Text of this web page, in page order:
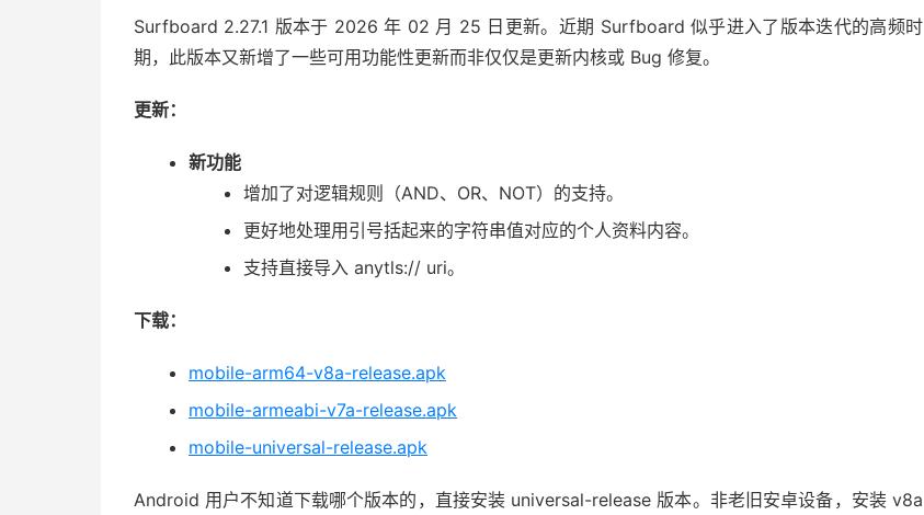
Surfboard 2.27.1 版本于 2026 年 02 月 25 日更新。近期 Surfboard 似乎进入了版本迭代的高频时
期，此版本又新增了一些可用功能性更新而非仅仅是更新内核或 Bug 修复。
更新：
新功能
增加了对逻辑规则（AND、OR、NOT）的支持。
更好地处理用引号括起来的字符串值对应的个人资料内容。
支持直接导入 anytls:// uri。
下载：
mobile-arm64-v8a-release.apk
mobile-armeabi-v7a-release.apk
mobile-universal-release.apk
Android 用户不知道下载哪个版本的，直接安装 universal-release 版本。非老旧安卓设备，安装 v8a